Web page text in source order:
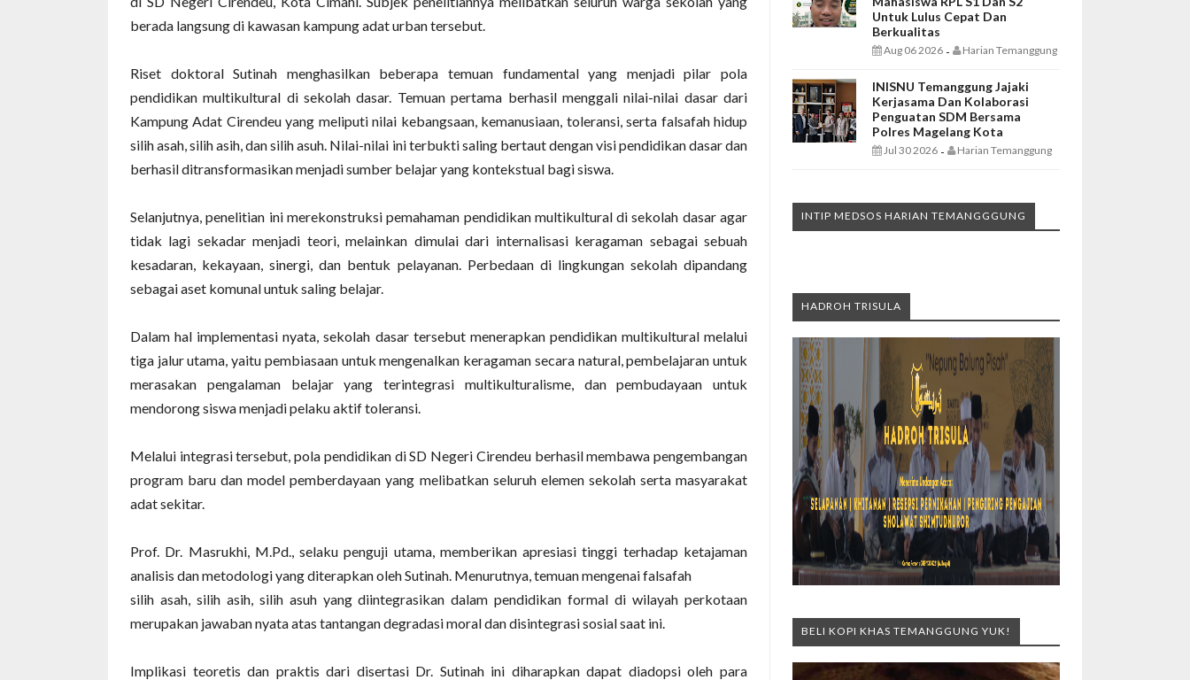
berada langsung di kawasan kampung adat urban tersebut.
‎Riset doktoral Sutinah menghasilkan beberapa temuan fundamental yang menjadi pilar pola
pendidikan multikultural di sekolah dasar. Temuan pertama berhasil menggali nilai-nilai dasar dari
Kampung Adat Cirendeu yang meliputi nilai kebangsaan, kemanusiaan, toleransi, serta falsafah hidup
silih asah, silih asih, dan silih asuh. Nilai-nilai ini terbukti saling bertaut dengan visi pendidikan dasar dan
berhasil ditransformasikan menjadi sumber belajar yang kontekstual bagi siswa.
‎Selanjutnya, penelitian ini merekonstruksi pemahaman pendidikan multikultural di sekolah dasar agar
tidak lagi sekadar menjadi teori, melainkan dimulai dari internalisasi keragaman sebagai sebuah
kesadaran, kekayaan, sinergi, dan bentuk pelayanan. Perbedaan di lingkungan sekolah dipandang
sebagai aset komunal untuk saling belajar.
‎Dalam hal implementasi nyata, sekolah dasar tersebut menerapkan pendidikan multikultural melalui
tiga jalur utama, yaitu pembiasaan untuk mengenalkan keragaman secara natural, pembelajaran untuk
merasakan pengalaman belajar yang terintegrasi multikulturalisme, dan pembudayaan untuk
mendorong siswa menjadi pelaku aktif toleransi.
‎Melalui integrasi tersebut, pola pendidikan di SD Negeri Cirendeu berhasil membawa pengembangan
program baru dan model pemberdayaan yang melibatkan seluruh elemen sekolah serta masyarakat
adat sekitar.
‎Prof. Dr. Masrukhi, M.Pd., selaku penguji utama, memberikan apresiasi tinggi terhadap ketajaman
analisis dan metodologi yang diterapkan oleh Sutinah. Menurutnya, temuan mengenai falsafah
‎silih asah, silih asih, silih asuh yang diintegrasikan dalam pendidikan formal di wilayah perkotaan
merupakan jawaban nyata atas tantangan degradasi moral dan disintegrasi sosial saat ini.
‎Implikasi teoretis dan praktis dari disertasi Dr. Sutinah ini diharapkan dapat diadopsi oleh para
Untuk Lulus Cepat Dan
Berkualitas
Aug 06 2026 - Harian Temanggung
INISNU Temanggung Jajaki
Kerjasama Dan Kolaborasi
Penguatan SDM Bersama
Polres Magelang Kota
Jul 30 2026 - Harian Temanggung
INTIP MEDSOS HARIAN TEMANGGGUNG
HADROH TRISULA
BELI KOPI KHAS TEMANGGUNG YUK!